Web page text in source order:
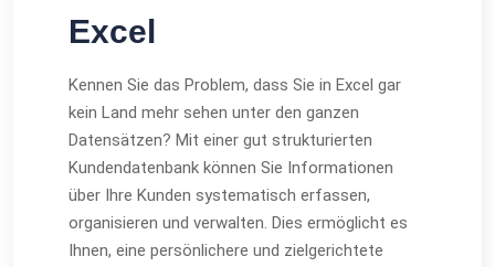
Excel
Kennen Sie das Problem, dass Sie in Excel gar
kein Land mehr sehen unter den ganzen
Datensätzen? Mit einer gut strukturierten
Kundendatenbank können Sie Informationen
über Ihre Kunden systematisch erfassen,
organisieren und verwalten. Dies ermöglicht es
Ihnen, eine persönlichere und zielgerichtete